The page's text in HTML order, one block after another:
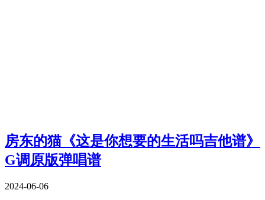
房东的猫《这是你想要的生活吗吉他谱》
G调原版弹唱谱
2024-06-06